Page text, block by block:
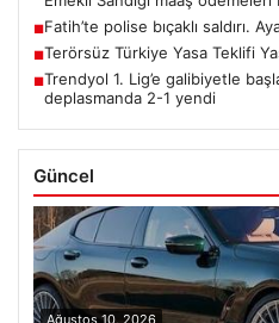
■Fatih’te polise bıçaklı saldırı.
■Terörsüz Türkiye Yasa Teklifi
■Trendyol 1. Lig’e galibiyetle
deplasmanda 2-1 yendi
Güncel
Ağustos 10, 2026